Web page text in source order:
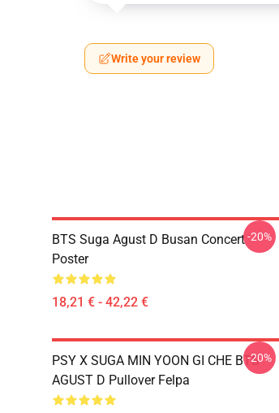
Write your review
BTS Suga Agust D Busan Concert
Poster
18,21 € - 42,22 €
-20%
PSY X SUGA MIN YOON GI CHE BTS
AGUST D Pullover Felpa
-20%